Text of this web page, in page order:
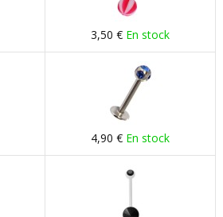
3,50 € En stock
4,90 € En stock